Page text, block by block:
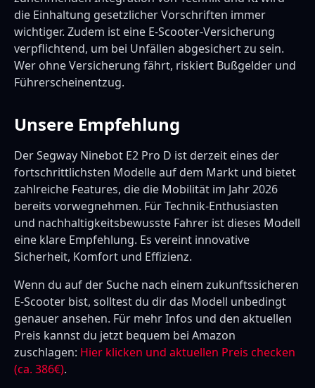
die Einhaltung gesetzlicher Vorschriften immer
wichtiger. Zudem ist eine E-Scooter-Versicherung
verpflichtend, um bei Unfällen abgesichert zu sein.
Wer ohne Versicherung fährt, riskiert Bußgelder und
Führerscheinentzug.
Unsere Empfehlung
Der Segway Ninebot E2 Pro D ist derzeit eines der
fortschrittlichsten Modelle auf dem Markt und bietet
zahlreiche Features, die die Mobilität im Jahr 2026
bereits vorwegnehmen. Für Technik-Enthusiasten
und nachhaltigkeitsbewusste Fahrer ist dieses Modell
eine klare Empfehlung. Es vereint innovative
Sicherheit, Komfort und Effizienz.
Wenn du auf der Suche nach einem zukunftssicheren
E-Scooter bist, solltest du dir das Modell unbedingt
genauer ansehen. Für mehr Infos und den aktuellen
Preis kannst du jetzt bequem bei Amazon
zuschlagen: Hier klicken und aktuellen Preis checken
(ca. 386€).